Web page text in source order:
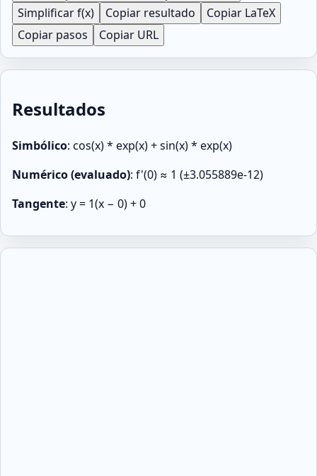
Simplificar f(x)
Copiar resultado
Copiar LaTeX
Copiar pasos
Copiar URL
Resultados
Simbólico: cos(x) * exp(x) + sin(x) * exp(x)
Numérico (evaluado): f'(0) ≈ 1 (±3.055889e-12)
Tangente: y = 1(x − 0) + 0